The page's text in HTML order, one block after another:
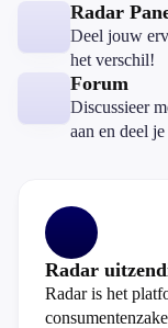
Radar
Deel jouw
het verschil!
Forum
Discussieer
aan en deel
Radar
Radar is het